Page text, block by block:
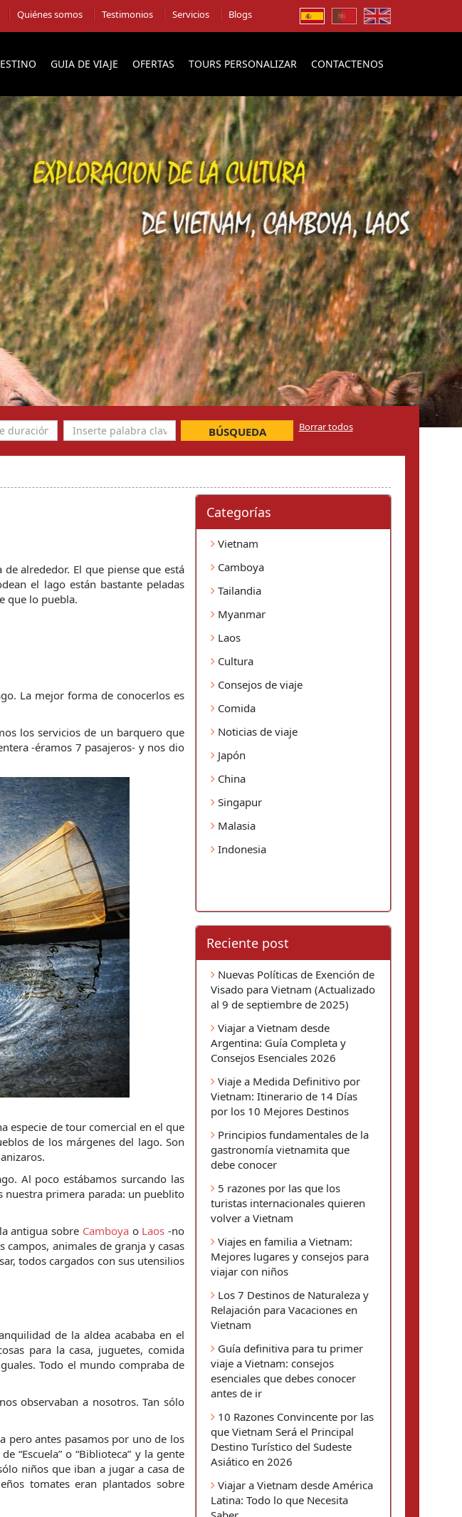
Quiénes somos Testimonios Servicios Blogs
GUIA DE VIAJE OFERTAS TOURS PERSONALIZAR CONTACTENOS
BÚSQUEDA Borrar todos
alrededor. El que piense que está
el lago están bastante peladas
que lo puebla.
La mejor forma de conocerlos es
los servicios de un barquero que
-éramos 7 pasajeros- y nos dio
especie de tour comercial en el que
de los márgenes del lago. Son
Al poco estábamos surcando las
nuestra primera parada: un pueblito
antigua sobre Camboya o Laos -no
animales de granja y casas
todos cargados con sus utensilios
de la aldea acababa en el
para la casa, juguetes, comida
Todo el mundo compraba de
observaban a nosotros. Tan sólo
pero antes pasamos por uno de los
“Escuela” o “Biblioteca” y la gente
niños que iban a jugar a casa de
tomates eran plantados sobre
Categorí­as
Vietnam
Camboya
Tailandia
Myanmar
Laos
Cultura
Consejos de viaje
Comida
Noticias de viaje
Japón
China
Singapur
Malasia
Indonesia
Reciente post
Nuevas Políticas de Exención de
Visado para Vietnam (Actualizado
al 9 de septiembre de 2025)
Viajar a Vietnam desde
Argentina: Guía Completa y
Consejos Esenciales 2026
Viaje a Medida Definitivo por
Vietnam: Itinerario de 14 Días
por los 10 Mejores Destinos
Principios fundamentales de la
gastronomía vietnamita que
debe conocer
5 razones por las que los
turistas internacionales quieren
volver a Vietnam
Viajes en familia a Vietnam:
Mejores lugares y consejos para
viajar con niños
Los 7 Destinos de Naturaleza y
Relajación para Vacaciones en
Vietnam
Guía definitiva para tu primer
viaje a Vietnam: consejos
esenciales que debes conocer
antes de ir
10 Razones Convincente por las
que Vietnam Será el Principal
Destino Turístico del Sudeste
Asiático en 2026
Viajar a Vietnam desde América
Latina: Todo lo que Necesita